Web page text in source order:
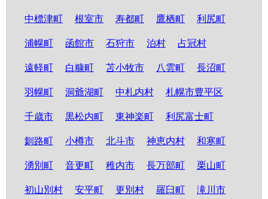
中標津町 根室市 寿都町 鷹栖町 利尻町
浦幌町 函館市 石狩市 泊村 占冠村
遠軽町 白糠町 苫小牧市 八雲町 長沼町
羽幌町 洞爺湖町 中札内村 札幌市豊平区
千歳市 黒松内町 東神楽町 利尻富士町
釧路町 小樽市 北斗市 神恵内村 和寒町
湧別町 音更町 稚内市 長万部町 栗山町
初山別村 安平町 更別村 羅臼町 滝川市